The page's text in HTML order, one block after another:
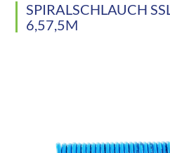
SPIRALSCHLAUCH
6,57,5M